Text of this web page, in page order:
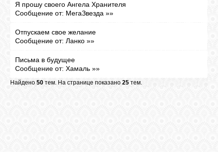
Я прошу своего Ангела Хранителя
Сообщение от: МегаЗвезда »»
Отпускаем свое желание
Сообщение от: Ланко »»
Письма в будущее
Сообщение от: Хамаль »»
Найдено 50 тем. На странице показано 25 тем.